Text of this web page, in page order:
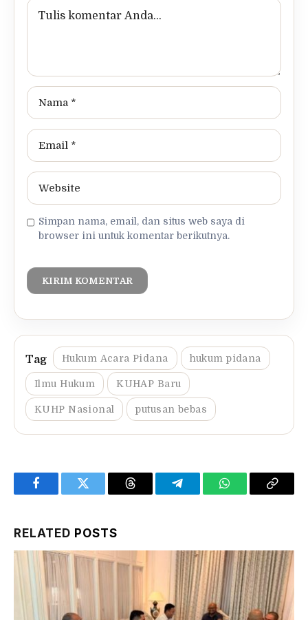
Simpan nama, email, dan situs web saya di
browser ini untuk komentar berikutnya.
Hukum Acara Pidana hukum pidana
Ilmu Hukum KUHAP Baru
KUHP Nasional putusan bebas
FacebookTwitter Threads TelegramWhatsAppCopy
RELATED POSTS